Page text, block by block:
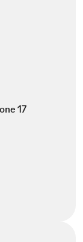
17